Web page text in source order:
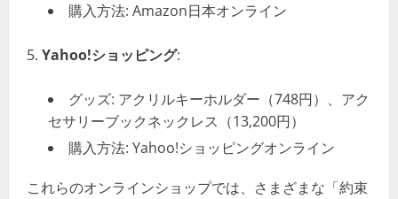
購入方法: Amazon日本オンライン
Yahoo!ショッピング:
グッズ: アクリルキーホルダー（748円）、アク
セサリーブックネックレス（13,200円）
購入方法: Yahoo!ショッピングオンライン
これらのオンラインショップでは、さまざまな「約束